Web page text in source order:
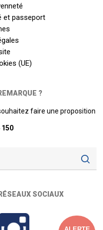
et passeport
(UE)
?
faire une proposition
150
SOCIAUX